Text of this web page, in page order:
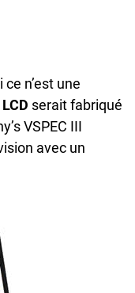
n’est une
serait fabriqué
VSPEC III
avec un